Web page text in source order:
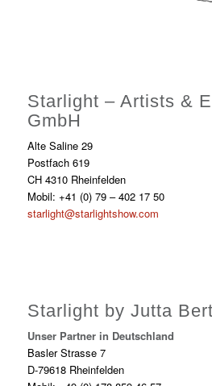
Starlight – Artists &
GmbH
Alte Saline 29
Postfach 619
CH 4310 Rheinfelden
Mobil: +41 (0) 79 – 402 17 50
starlight@starlightshow.com
Starlight by Jutta
Unser Partner in Deutschland
Basler Strasse 7
D-79618 Rheinfelden